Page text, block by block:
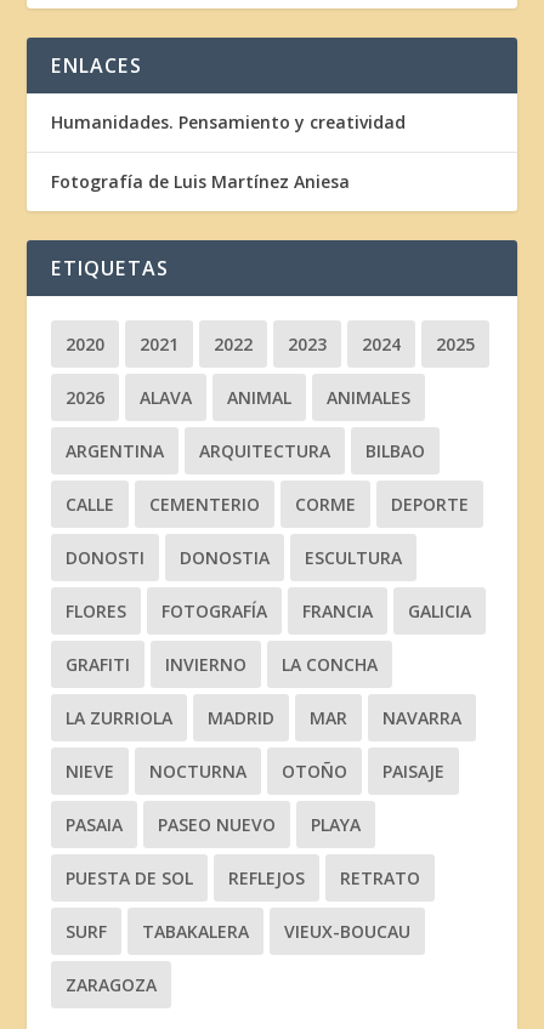
ENLACES
Humanidades. Pensamiento y creatividad
Fotografía de Luis Martínez Aniesa
ETIQUETAS
2020 2021 2022 2023 2024 2025
2026 ALAVA ANIMAL ANIMALES
ARGENTINA ARQUITECTURA BILBAO
CALLE CEMENTERIO CORME DEPORTE
DONOSTI DONOSTIA ESCULTURA
FLORES FOTOGRAFÍA FRANCIA GALICIA
GRAFITI INVIERNO LA CONCHA
LA ZURRIOLA MADRID MAR NAVARRA
NIEVE NOCTURNA OTOÑO PAISAJE
PASAIA PASEO NUEVO PLAYA
PUESTA DE SOL REFLEJOS RETRATO
SURF TABAKALERA VIEUX-BOUCAU
ZARAGOZA